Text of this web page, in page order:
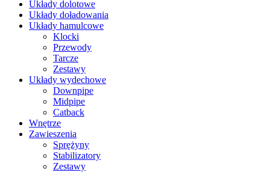
Układy dolotowe
Układy doładowania
Układy hamulcowe
Klocki
Przewody
Tarcze
Zestawy
Układy wydechowe
Downpipe
Midpipe
Catback
Wnętrze
Zawieszenia
Sprężyny
Stabilizatory
Zestawy